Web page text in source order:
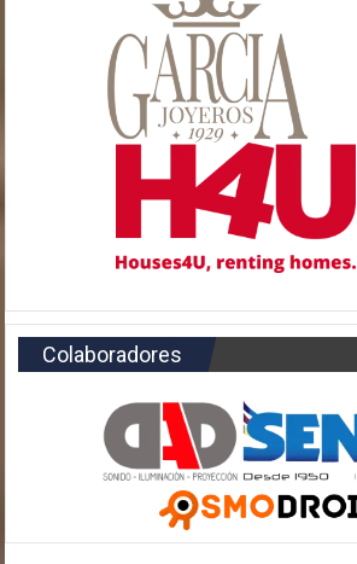
Colaboradores